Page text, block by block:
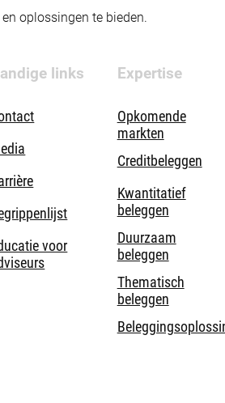
oplossingen te bieden.
links
voor
Expertise
Opkomende
markten
Creditbeleggen
Kwantitatief
beleggen
Duurzaam
beleggen
Thematisch
beleggen